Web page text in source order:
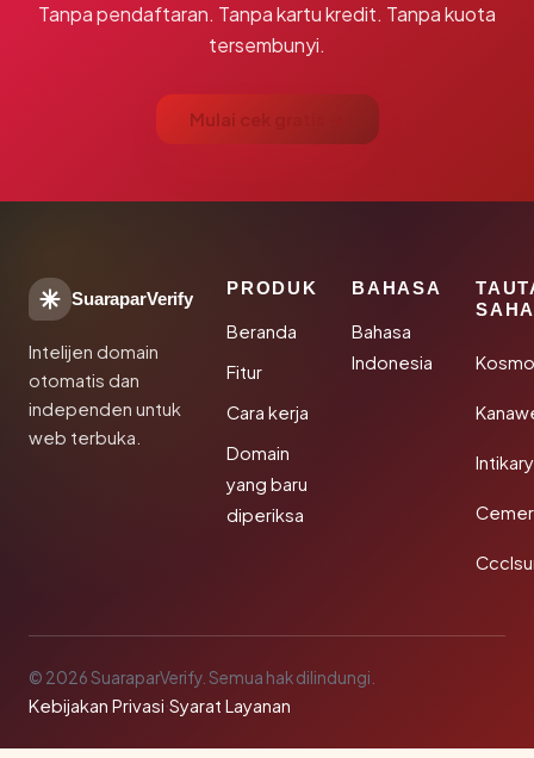
Tanpa pendaftaran. Tanpa kartu kredit. Tanpa kuota
tersembunyi.
Mulai cek gratis →
SuaraparVerify
Intelijen domain
otomatis dan
independen untuk
web terbuka.
PRODUK
Beranda
Fitur
Cara kerja
Domain
yang baru
diperiksa
BAHASA
Bahasa
Indonesia
© 2026 SuaraparVerify. Semua hak dilindungi.
Kebijakan Privasi·Syarat Layanan